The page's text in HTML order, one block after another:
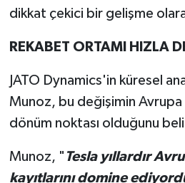
dikkat çekici bir gelişme
REKABET ORTAMI HIZLA
JATO Dynamics'in küresel
Munoz, bu değişimin Avrupa
dönüm noktası olduğunu
Munoz, " Tesla yıllardır
kayıtlarını domine